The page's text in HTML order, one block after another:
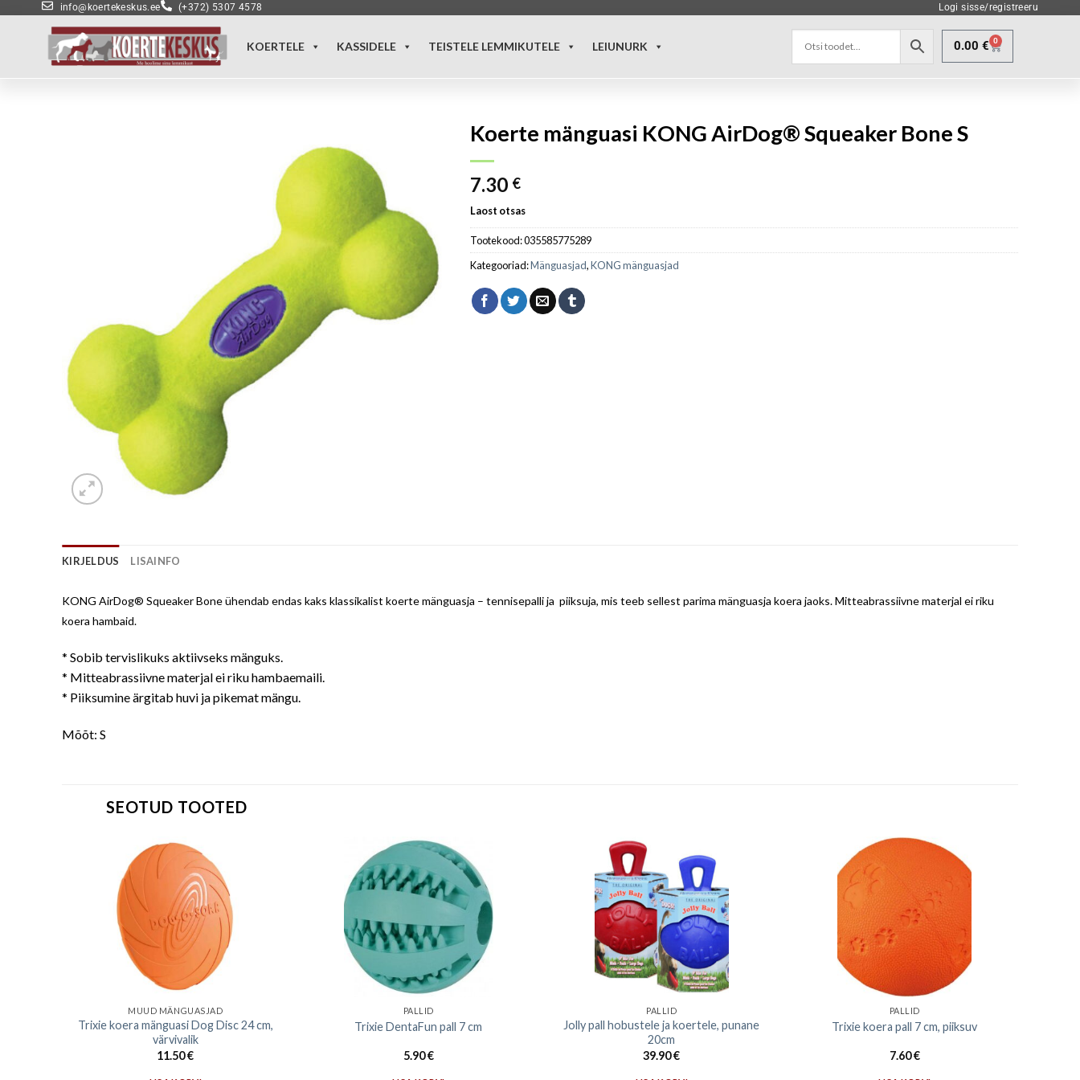
info@koertekeskus.ee (+372) 5307 4578 Logi sisse/registreeru
KOERTELE KASSIDELE TEISTELE LEMMIKUTELE LEIUNURK 0.00 € 0
Koerte mänguasi KONG AirDog® Squeaker Bone S
7.30 €
Laost otsas
Tootekood:035585775289
Kategooriad:Mänguasjad,KONG mänguasjad
KIRJELDUS LISAINFO
KONG AirDog® Squeaker Bone ühendab endas kaks klassikalist koerte mänguasja – tennisepalli ja piiksuja, mis teeb sellest parima mänguasja koera jaoks. Mitteabrassiivne materjal ei riku
koera hambaid.
* Sobib tervislikuks aktiivseks mänguks.
* Mitteabrassiivne materjal ei riku hambaemaili.
* Piiksumine ärgitab huvi ja pikemat mängu.
Mõõt: S
SEOTUD TOOTED
MUUD MÄNGUASJAD
Trixie koera mänguasi Dog Disc 24 cm,
värvivalik
11.50€
PALLID
Trixie DentaFun pall 7 cm
5.90€
PALLID
Jolly pall hobustele ja koertele, punane
20cm
39.90€
PALLID
Trixie koera pall 7 cm, piiksuv
7.60€